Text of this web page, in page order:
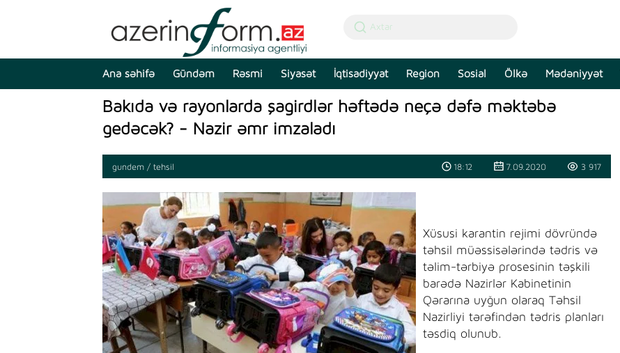
Ana səhifə Gündəm Rəsmi Siyasət İqtisadiyyat Region Sosial Ölkə Mədəniyyət
Bakıda və rayonlarda şagirdlər həftədə neçə dəfə məktəbə
gedəcək? - Nazir əmr imzaladı
gundem / tehsil 18:12 7.09.2020 3 917
Xüsusi karantin rejimi dövründə
təhsil müəssisələrində tədris və
təlim-tərbiyə prosesinin təşkili
barədə Nazirlər Kabinetinin
Qərarına uyğun olaraq Təhsil
Nazirliyi tərəfindən tədris planları
təsdiq olunub.